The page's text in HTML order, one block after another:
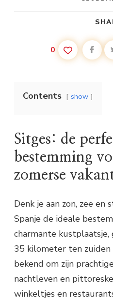
0
Contents show
Sitges: de
bestemming
zomerse
Denk je aan zon, zee en
Spanje de ideale
charmante
35 kilometer ten zuiden
bekend om zijn
nachtleven en
winkeltjes en